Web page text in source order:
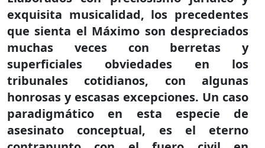
exquisita musicalidad, los precedentes
que sienta el Máximo son despreciados
muchas veces con berretas y
superficiales obviedades en los
tribunales cotidianos, con algunas
honrosas y escasas excepciones. Un caso
paradigmático en esta especie de
asesinato conceptual, es el eterno